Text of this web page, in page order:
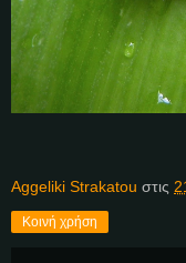
Aggeliki Strakatou στις
Κοινή χρήση